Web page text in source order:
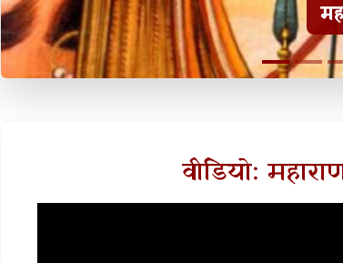
वीडियो: